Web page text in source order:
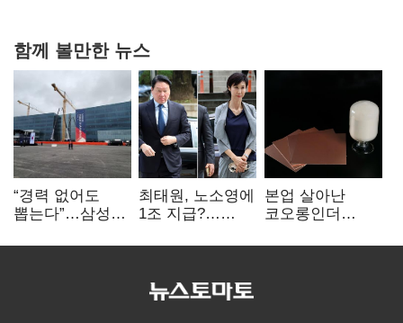
함께 볼만한 뉴스
“경력 없어도
뽑는다”…삼성
반도체 인재
최태원, 노소영에
1조 지급?…
본업 살아난
코오롱인더
배터리 소재로